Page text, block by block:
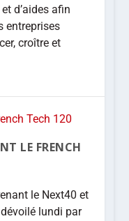
d’aides afin
entreprises
croître et
LE FRENCH
le Next40 et
lundi par